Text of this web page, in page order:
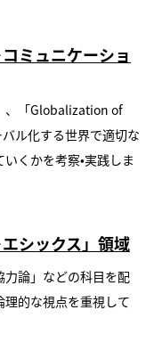
ミュニケーショ
、「Globalization of
ル化する世界で適切な
くかを考察•実践しま
シックス」領域
力論」などの科目を配
的な視点を重視して